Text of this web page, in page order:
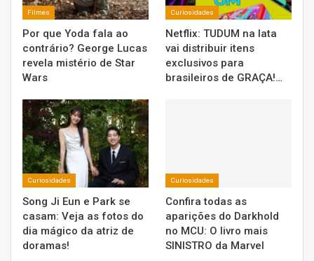
Filmes
Por que Yoda fala ao
contrário? George Lucas
revela mistério de Star
Wars
Curiosidades
Netflix: TUDUM na lata
vai distribuir itens
exclusivos para
brasileiros de GRAÇA!…
Curiosidades
Song Ji Eun e Park se
casam: Veja as fotos do
dia mágico da atriz de
doramas!
Curiosidades
Confira todas as
aparições do Darkhold
no MCU: O livro mais
SINISTRO da Marvel